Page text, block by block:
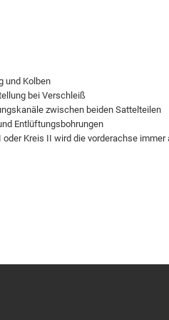
und Kolben
bei Verschleiß
zwischen beiden Sattelteilen
Entlüftungsbohrungen
oder Kreis II wird die vorderachse immer